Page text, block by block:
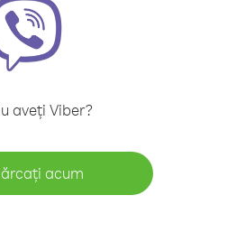
aveți Viber?
acum